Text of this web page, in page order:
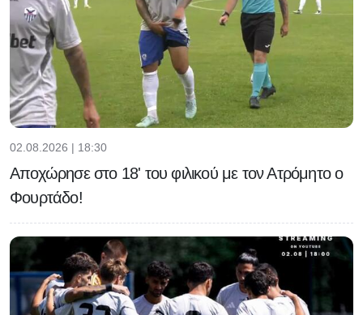
02.08.2026 | 18:30
Αποχώρησε στο 18' του φιλικού με τον Ατρόμητο ο
Φουρτάδο!